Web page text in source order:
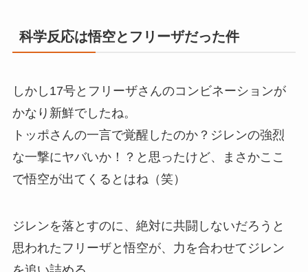
科学反応は悟空とフリーザだった件
しかし17号とフリーザさんのコンビネーションが
かなり新鮮でしたね。
トッポさんの一言で覚醒したのか？ジレンの強烈
な一撃にヤバいか！？と思ったけど、まさかここ
で悟空が出てくるとはね（笑）
ジレンを落とすのに、絶対に共闘しないだろうと
思われたフリーザと悟空が、力を合わせてジレン